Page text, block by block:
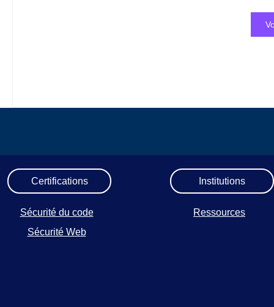
Certifications
Sécurité du code
Sécurité Web
Institutions
Ressources